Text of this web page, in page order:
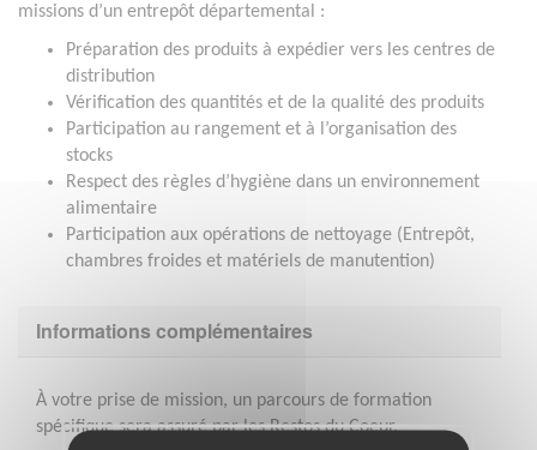
missions d’un entrepôt départemental :
Préparation des produits à expédier vers les centres de
distribution
Vérification des quantités et de la qualité des produits
Participation au rangement et à l’organisation des
stocks
Respect des règles d’hygiène dans un environnement
alimentaire
Participation aux opérations de nettoyage (Entrepôt,
chambres froides et matériels de manutention)
Informations complémentaires
À votre prise de mission, un parcours de formation
spécifique sera assuré par les Restos du Coeur.